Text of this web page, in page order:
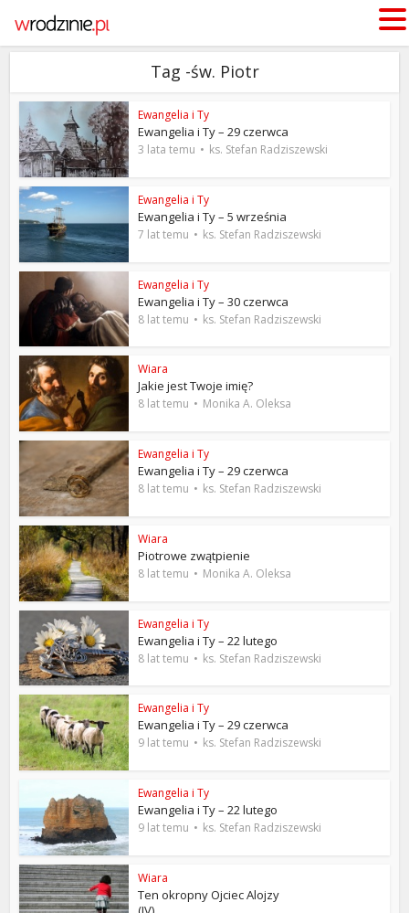
Tag -św. Piotr
Ewangelia i Ty
Ewangelia i Ty – 29 czerwca
3 lata temu ks. Stefan Radziszewski
Ewangelia i Ty
Ewangelia i Ty – 5 września
7 lat temu ks. Stefan Radziszewski
Ewangelia i Ty
Ewangelia i Ty – 30 czerwca
8 lat temu ks. Stefan Radziszewski
Wiara
Jakie jest Twoje imię?
8 lat temu Monika A. Oleksa
Ewangelia i Ty
Ewangelia i Ty – 29 czerwca
8 lat temu ks. Stefan Radziszewski
Wiara
Piotrowe zwątpienie
8 lat temu Monika A. Oleksa
Ewangelia i Ty
Ewangelia i Ty – 22 lutego
8 lat temu ks. Stefan Radziszewski
Ewangelia i Ty
Ewangelia i Ty – 29 czerwca
9 lat temu ks. Stefan Radziszewski
Ewangelia i Ty
Ewangelia i Ty – 22 lutego
9 lat temu ks. Stefan Radziszewski
Wiara
Ten okropny Ojciec Alojzy